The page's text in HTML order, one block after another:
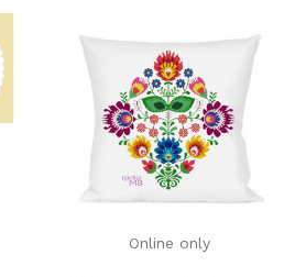
Online only